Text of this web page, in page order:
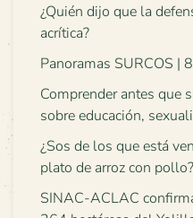
¿Quién dijo que la
acrítica?
Panoramas SURCOS |
Comprender antes que
sobre educación,
¿Sos de los que está
plato de arroz con pollo?
SINAC-ACLAC